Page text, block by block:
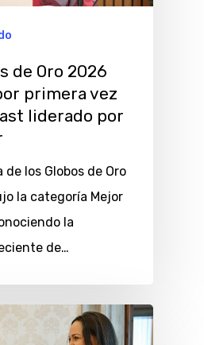
de Oro 2026
primera vez
liderado por
de los Globos de Oro
la categoría Mejor
la
de…